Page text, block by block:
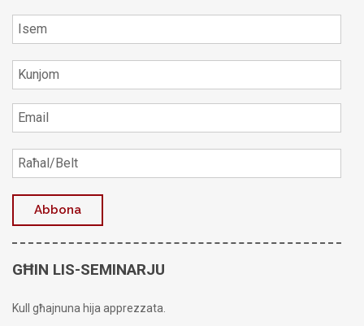
GĦIN LIS-SEMINARJU
Kull għajnuna hija apprezzata.